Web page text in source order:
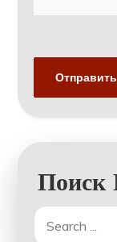
Поиск
Search